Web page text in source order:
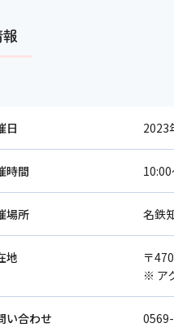
日 2023
時間
場所 名鉄
地
〒
※ ア
い合わせ